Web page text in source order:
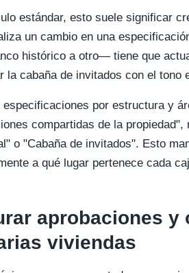
estándar, esto suele significar
un cambio en una
histórico a otro— tiene que
la cabaña de invitados con el tono
por estructura y
compartidas de la
o "Cabaña de invitados". Esto
a qué lugar pertenece cada
aprobaciones y
viviendas